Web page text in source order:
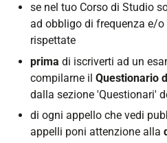
se nel tuo Corso di Studio
ad obbligo di frequenza e/
rispettate
prima di iscriverti ad un
compilarne il Questionario
dalla sezione 'Questionari'
di ogni appello che vedi
appelli poni attenzione alla